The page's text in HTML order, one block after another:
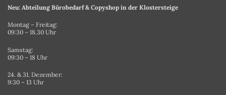
Neu: Abteilung Bürobedarf & Copyshop in der Klostersteige
Montag – Freitag:
09:30 – 18.30 Uhr
Samstag:
09:30 – 18 Uhr
24. & 31. Dezember:
9:30 – 13 Uhr